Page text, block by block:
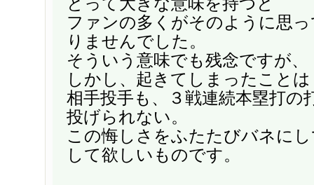
ファンの多くがそのように思
りませんでした。
そういう意味でも残念ですが、
しかし、起きてしまったこと
相手投手も、３戦連続本塁打の
投げられない。
この悔しさをふたたびバネに
して欲しいものです。